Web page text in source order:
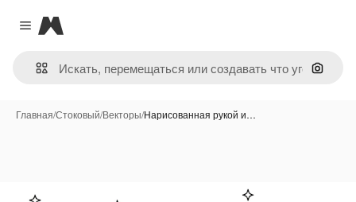
Close menu
Magnific
Поиск
Главная/Стоковый/Векторы/Нарисованная рукой и…